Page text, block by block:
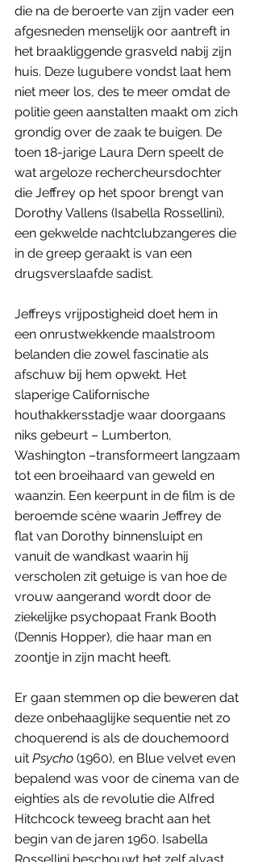
die na de beroerte van zijn vader een
afgesneden menselijk oor aantreft in
het braakliggende grasveld nabij zijn
huis. Deze lugubere vondst laat hem
niet meer los, des te meer omdat de
politie geen aanstalten maakt om zich
grondig over de zaak te buigen. De
toen 18-jarige Laura Dern speelt de
wat argeloze rechercheursdochter
die Jeffrey op het spoor brengt van
Dorothy Vallens (Isabella Rossellini),
een gekwelde nachtclubzangeres die
in de greep geraakt is van een
drugsverslaafde sadist.
Jeffreys vrijpostigheid doet hem in
een onrustwekkende maalstroom
belanden die zowel fascinatie als
afschuw bij hem opwekt. Het
slaperige Californische
houthakkersstadje waar doorgaans
niks gebeurt – Lumberton,
Washington –transformeert langzaam
tot een broeihaard van geweld en
waanzin. Een keerpunt in de film is de
beroemde scène waarin Jeffrey de
flat van Dorothy binnensluipt en
vanuit de wandkast waarin hij
verscholen zit getuige is van hoe de
vrouw aangerand wordt door de
ziekelijke psychopaat Frank Booth
(Dennis Hopper), die haar man en
zoontje in zijn macht heeft.
Er gaan stemmen op die beweren dat
deze onbehaaglijke sequentie net zo
choquerend is als de douchemoord
uit Psycho (1960), en Blue velvet even
bepalend was voor de cinema van de
eighties als de revolutie die Alfred
Hitchcock teweeg bracht aan het
begin van de jaren 1960. Isabella